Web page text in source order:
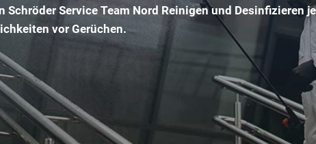
Service Team Nord Reinigen und Desinfizieren
vor Gerüchen.